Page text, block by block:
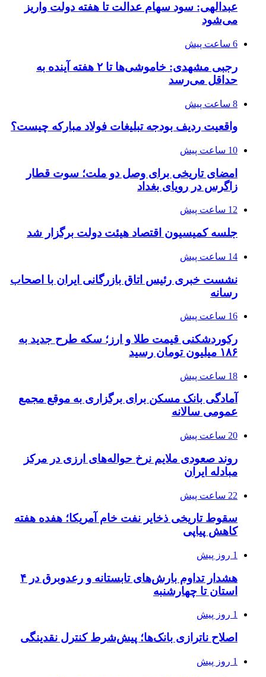
عبدالهی: سود سهام عدالت تا هفته دولت واریز
می‌شود
6 ساعت پیش
رجبی مشهدی: خاموشی‌ها تا ۲ هفته آینده به
حداقل می‌رسد
8 ساعت پیش
واقعیت ردیف بودجه تبلیغات فولاد مبارکه چیست؟
10 ساعت پیش
امضای تاریخی برای وصل دو ملت؛ سوت قطار
زاگرس در رویای بغداد
12 ساعت پیش
جلسه کمیسیون اقتصاد هیئت دولت برگزار شد
14 ساعت پیش
نشست خبری رئیس اتاق بازرگانی ایران با اصحاب
رسانه
16 ساعت پیش
رکوردشکنی قیمت طلا و ارز؛ سکه طرح جدید به
۱۸۶ میلیون تومان رسید
18 ساعت پیش
آمادگی بانک مسکن برای برگزاری به موقع مجمع
عمومی سالانه
20 ساعت پیش
روند صعودی ملایم نرخ حواله‌های ارزی در مرکز
مبادله ایران
22 ساعت پیش
سقوط تاریخی ذخایر نفت خام آمریکا؛ هفده هفته
کاهش پیاپی
1 روز پیش
هشدار تداوم بارش‌های تابستانه و رعدوبرق در ۴
استان تا چهارشنبه
1 روز پیش
اصلاح ناترازی بانک‌ها؛ پیش‌شرط کنترل نقدینگی
1 روز پیش